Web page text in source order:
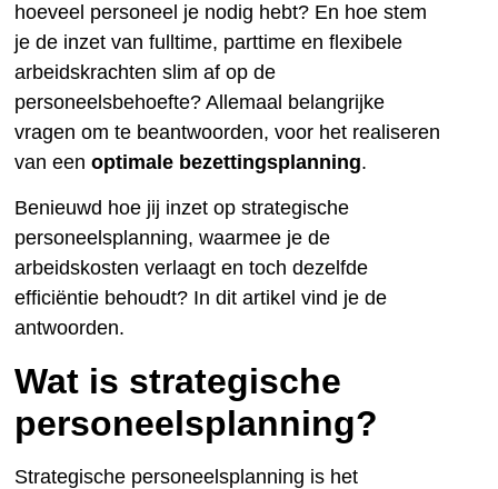
hoeveel personeel je nodig hebt? En hoe stem
je de inzet van fulltime, parttime en flexibele
arbeidskrachten slim af op de
personeelsbehoefte? Allemaal belangrijke
vragen om te beantwoorden, voor het realiseren
van eenoptimale bezettingsplanning.
Benieuwd hoe jij inzet op strategische
personeelsplanning, waarmee je de
arbeidskosten verlaagt en toch dezelfde
efficiëntie behoudt? In dit artikel vind je de
antwoorden.
Wat is strategische
personeelsplanning?
Strategische personeelsplanning is het